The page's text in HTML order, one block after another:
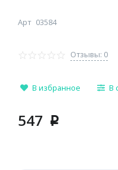
Арт 03584
Отзывы: 0
В избранное В
547 p